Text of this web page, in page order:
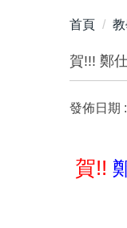
首頁
賀!!! 鄭
發佈日期 :
賀!!